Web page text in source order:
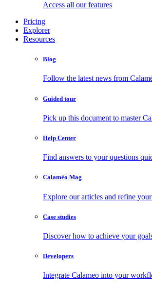
Access all our features
Pricing
Explorer
Resources
Blog
Follow the latest news from
Guided tour
Pick up this document to master
Help Center
Find answers to your questions
Calaméo Mag
Explore our articles and refine
Case studies
Discover how to achieve your
Developers
Integrate Calameo into your